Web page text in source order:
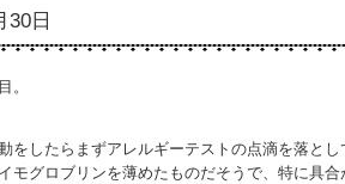
30日
。
をしたらまずアレルギーテストの点滴を落と
モグロブリンを薄めたものだそうで、特に具